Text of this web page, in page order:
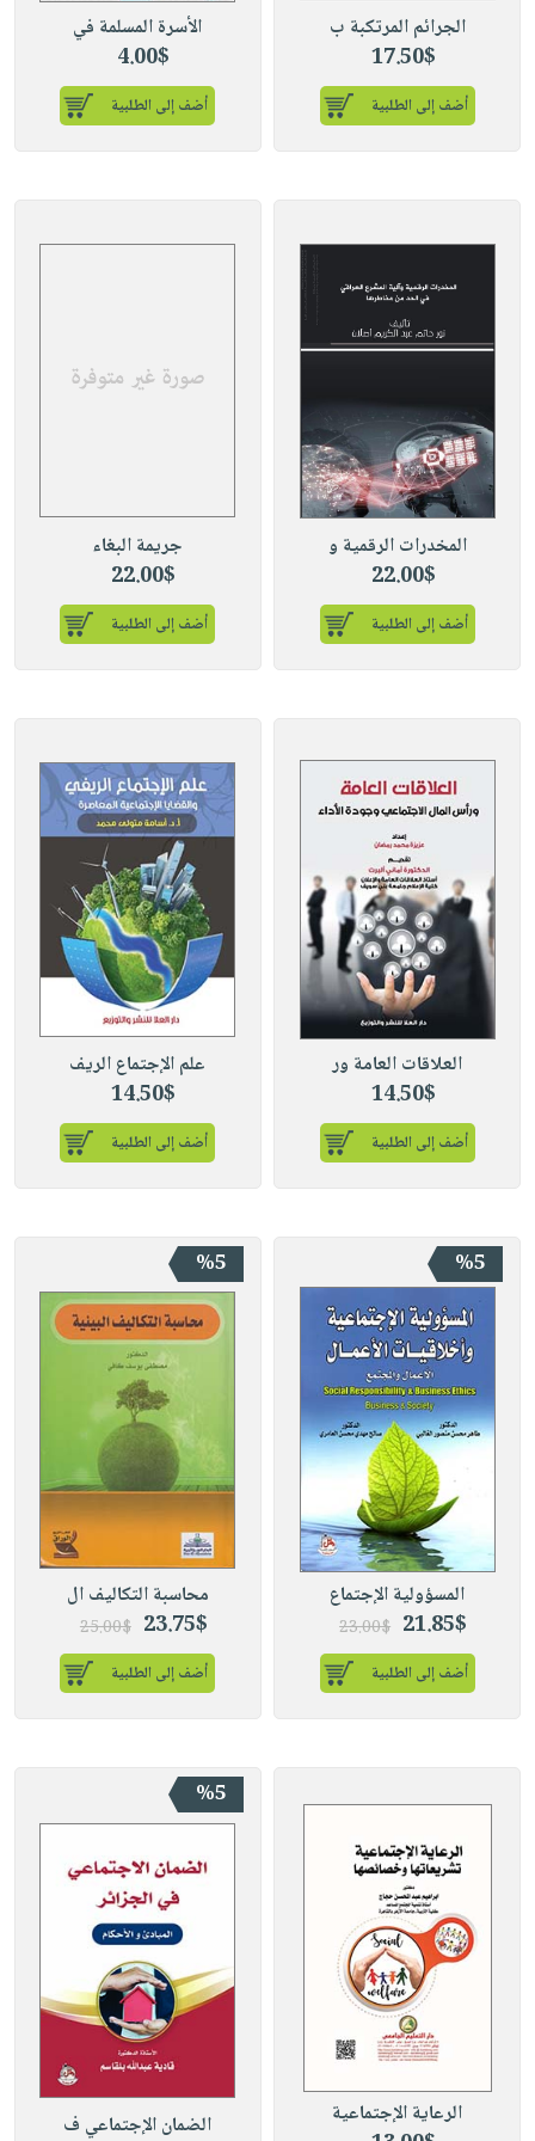
الجرائم المرتكبة ب
17.50$
أضف إلى الطلبية
الأسرة المسلمة في
4.00$
أضف إلى الطلبية
المخدرات الرقمية و
22.00$
أضف إلى الطلبية
جريمة البغاء
22.00$
أضف إلى الطلبية
العلاقات العامة ور
14.50$
أضف إلى الطلبية
علم الإجتماع الريف
14.50$
أضف إلى الطلبية
%5
المسؤولية الإجتماع
21.85$
23.00$
أضف إلى الطلبية
%5
محاسبة التكاليف ال
23.75$
25.00$
أضف إلى الطلبية
الرعاية الإجتماعية
%5
الضمان الإجتماعي ف